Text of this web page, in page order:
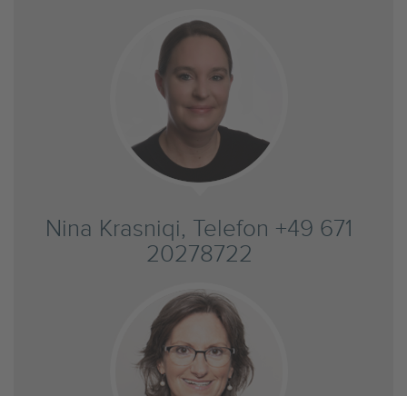
Nina Krasniqi, Telefon +49 671
20278722